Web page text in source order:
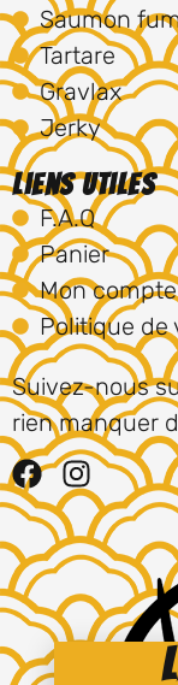
Saumon
Tartare
Gravlax
Jerky
Liens utiles
F.A.Q
Panier
Mon compte
Politique de
Suivez-nous
rien manquer